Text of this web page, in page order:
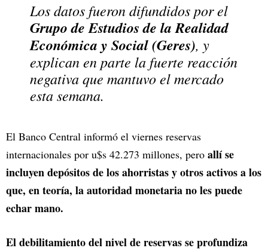
Los datos fueron difundidos por el
Grupo de Estudios de la Realidad
Económica y Social (Geres), y
explican en parte la fuerte reacción
negativa que mantuvo el mercado
esta semana.
El Banco Central informó el viernes reservas
internacionales por u$s 42.273 millones, pero allí se
incluyen depósitos de los ahorristas y otros activos a los
que, en teoría, la autoridad monetaria no les puede
echar mano.
El debilitamiento del nivel de reservas se profundiza